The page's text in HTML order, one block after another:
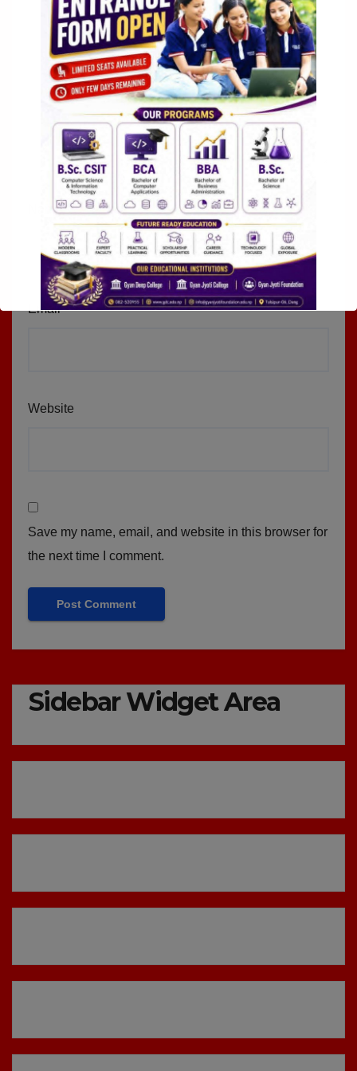
Name*
Email*
Website
Save my name, email, and website in this browser for
the next time I comment.
Sidebar Widget Area